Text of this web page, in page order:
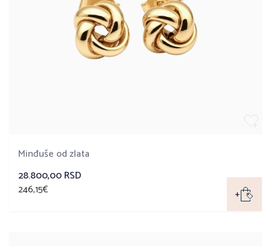
Minđuše od zlata
28.800,00 RSD
246,15€ +